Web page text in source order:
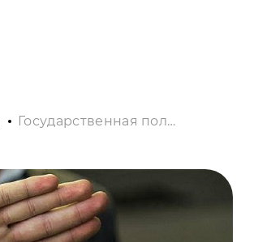
Государственная политика в области противодействия коррупции